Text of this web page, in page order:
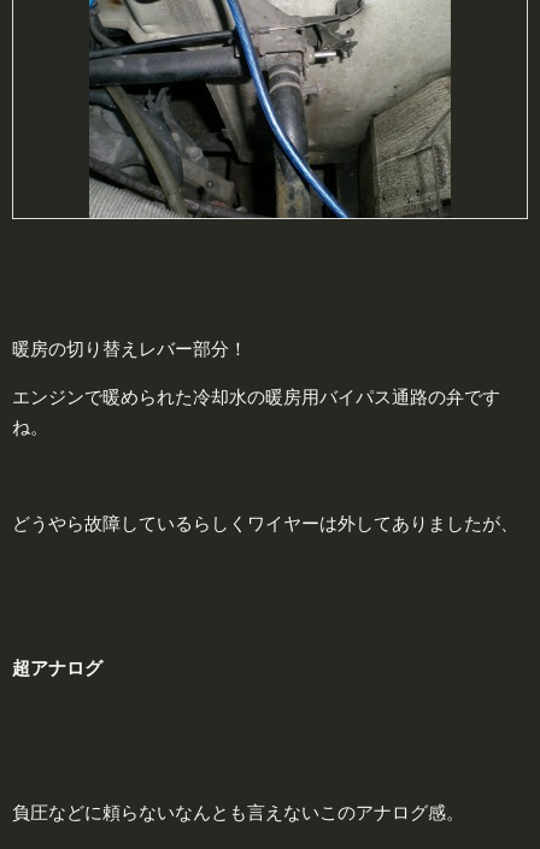
暖房の切り替えレバー部分！
エンジンで暖められた冷却水の暖房用バイパス通路の弁です
ね。
どうやら故障しているらしくワイヤーは外してありましたが、
超アナログ
負圧などに頼らないなんとも言えないこのアナログ感。